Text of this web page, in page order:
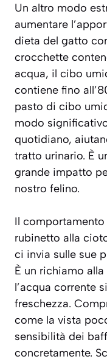
Un altro modo
aumentare
dieta del gatto
crocchette
acqua, il cibo
contiene fino
pasto di cibo
modo
quotidiano,
tratto urinario. È
grande impatto
nostro felino.
Il
rubinetto alla
ci invia sulle sue
È un richiamo
l’acqua corrente
freschezza.
come la vista
sensibilità dei
concretamente.